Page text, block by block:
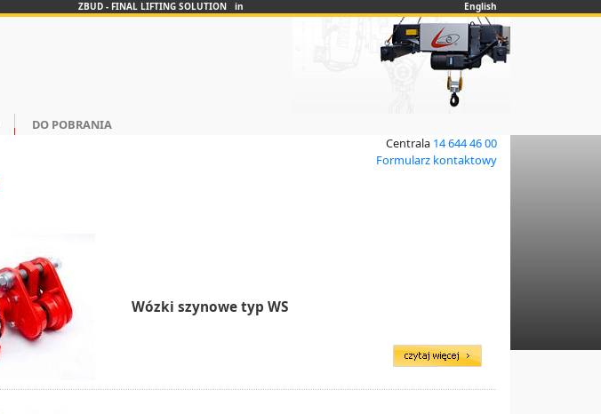
ZBUD - FINAL LIFTING SOLUTION in English
DO POBRANIA
Centrala 14 644 46 00
Formularz kontaktowy
Wózki szynowe typ WS